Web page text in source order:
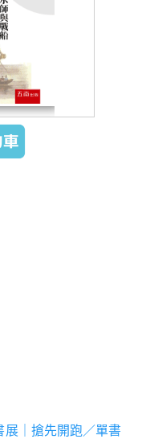
展｜搶先開跑／單書